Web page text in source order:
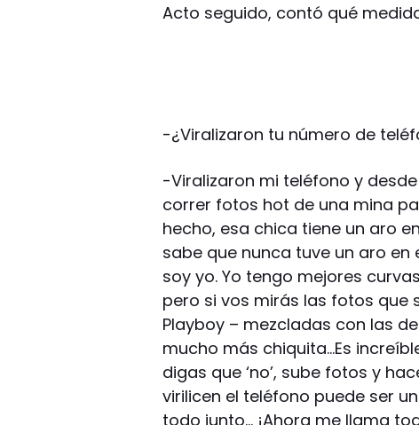
Acto seguido, contó qué
-¿Viralizaron tu número de
-Viralizaron mi teléfono y
correr fotos hot de una mina
hecho, esa chica tiene un aro
sabe que nunca tuve un aro
soy yo. Yo tengo mejores
pero si vos mirás las fotos
Playboy – mezcladas con las
mucho más chiquita…Es
digas que ‘no’, sube fotos y
virilicen el teléfono puede ser
todo junto… ¡Ahora me llama